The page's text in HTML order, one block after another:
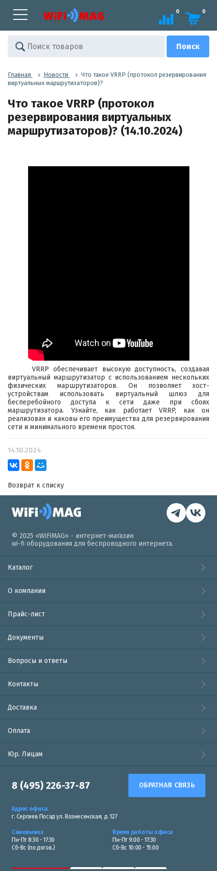
0 0
Главная Новости
Что такое VRRP (протокол резервирования
виртуальных маршрутизаторов)?
Что такое VRRP (протокол
резервирования виртуальных
маршрутизаторов)? (14.10.2024)
VRRP обеспечивает высокую доступность, создавая
виртуальный маршрутизатор с использованием нескольких
физических маршрутизаторов. Он позволяет хост-
устройствам использовать виртуальный шлюз для
бесперебойного доступа к сети даже при сбоях
маршрутизатора. Узнайте, как работает VRRP, как он
реализован и каковы его преимущества для резервирования
сети и минимального времени простоя.
14.10.2024
Возврат к списку
© 2025 «WiFiMAG» - интернет-магазин
wi-fi оборудования для беспроводного интернета.
Каталог
О компании
Прайс-лист
Документы
Вопросы и ответы
Контакты
Доставка
Оплата
Юр. Лицам
8 (495) 226-37-87 ОБРАТНАЯ СВЯЗЬ
Адрес офиса
г. Сергиев Посад ул. Вознесенская, д. 127
Самовывоз
Пн-Пт 8:30 - 17:30
Сб-Вс (по догов.)
Время работы офиса
Пн-Пт 9:00 - 17:30
Сб-Вс 10:00 - 15:00